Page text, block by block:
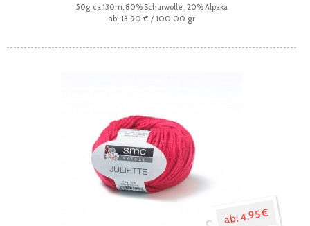
50g, ca.130m, 80% Schurwolle , 20% Alpaka
13,90 € / 100.00 gr
4,95 €